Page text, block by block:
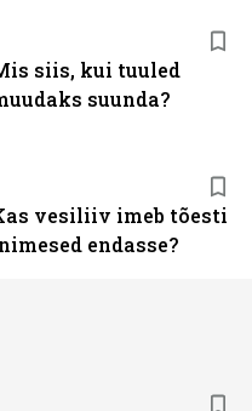
siis, kui tuuled
suunda?
vesiliiv imeb tõesti
endasse?